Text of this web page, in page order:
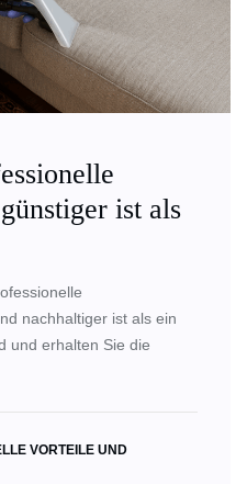
ist als
nachhaltiger ist als ein
und erhalten Sie die
VORTEILE UND